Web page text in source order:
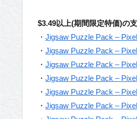
$3.49以上(期間限定特価)の
・ Jigsaw Puzzle Pack –
・ Jigsaw Puzzle Pack –
・ Jigsaw Puzzle Pack –
・ Jigsaw Puzzle Pack –
・ Jigsaw Puzzle Pack –
・ Jigsaw Puzzle Pack –